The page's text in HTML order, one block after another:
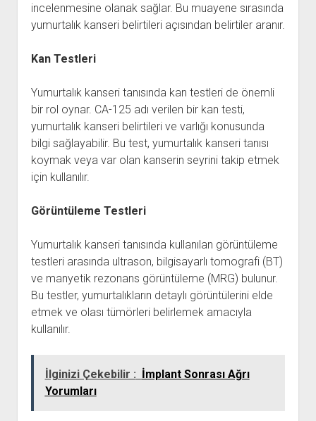
incelenmesine olanak sağlar. Bu muayene sırasında
yumurtalık kanseri belirtileri açısından belirtiler aranır.
Kan Testleri
Yumurtalık kanseri tanısında kan testleri de önemli
bir rol oynar. CA-125 adı verilen bir kan testi,
yumurtalık kanseri belirtileri ve varlığı konusunda
bilgi sağlayabilir. Bu test, yumurtalık kanseri tanısı
koymak veya var olan kanserin seyrini takip etmek
için kullanılır.
Görüntüleme Testleri
Yumurtalık kanseri tanısında kullanılan görüntüleme
testleri arasında ultrason, bilgisayarlı tomografi (BT)
ve manyetik rezonans görüntüleme (MRG) bulunur.
Bu testler, yumurtalıkların detaylı görüntülerini elde
etmek ve olası tümörleri belirlemek amacıyla
kullanılır.
İlginizi Çekebilir : İmplant Sonrası Ağrı
Yorumları